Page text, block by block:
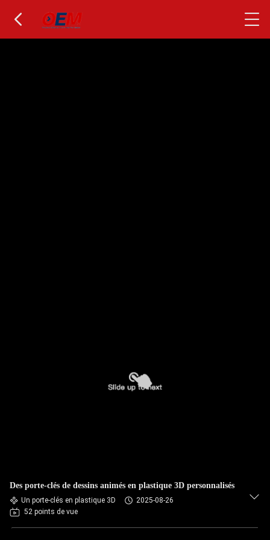
Des porte-clés de dessins animés en plastique 3D personnalisés
Un porte-clés en plastique 3D
2025-08-26
52 points de vue